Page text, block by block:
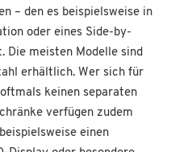
– den es beispielsweise in
oder eines Side-by-
Die meisten Modelle sind
erhältlich. Wer sich für
keinen separaten
verfügen zudem
einen